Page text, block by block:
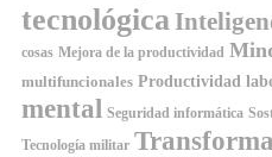
tecnológica
cosas Mejora de la productividad
multifuncionales Productividad
mental Seguridad informática
Tecnología militar